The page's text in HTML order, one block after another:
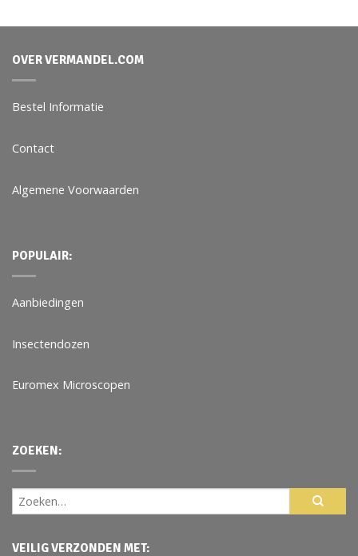
OVER VERMANDEL.COM
Bestel Informatie
Contact
Algemene Voorwaarden
POPULAIR:
Aanbiedingen
Insectendozen
Euromex Microscopen
ZOEKEN:
VEILIG VERZONDEN MET: